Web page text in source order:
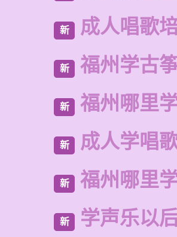
新 成人唱歌
新 福州学古
新 福州哪里
新 成人学唱
新 福州哪里
新 学声乐以